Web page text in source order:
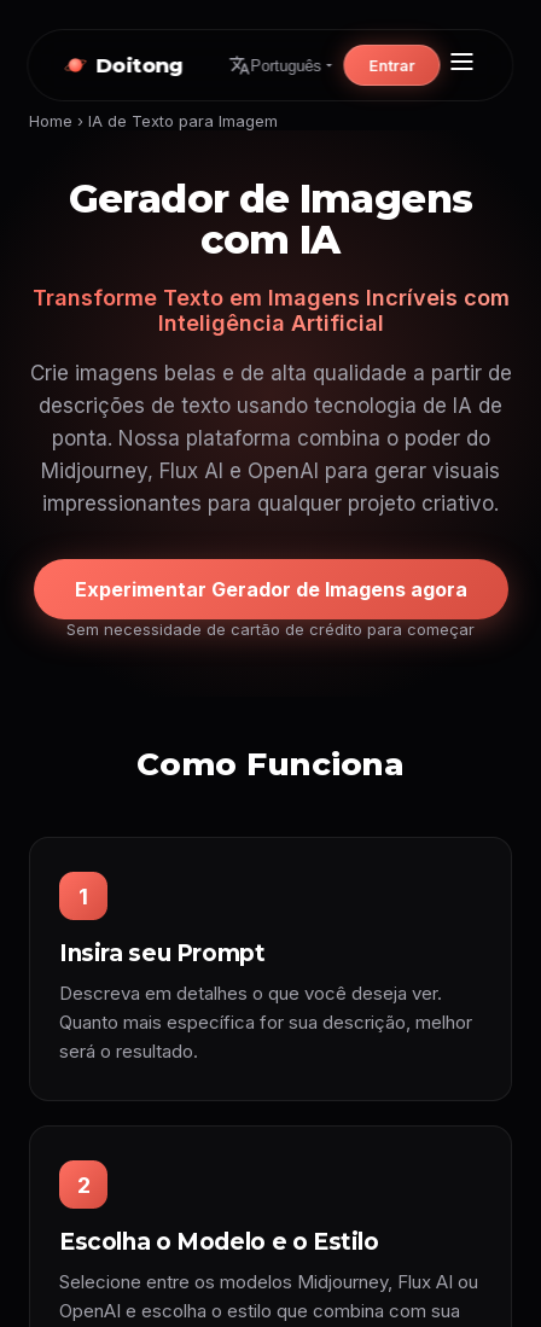
Doitong Português Entrar
Home › IA de Texto para Imagem
Gerador de Imagens
com IA
Transforme Texto em Imagens Incríveis com
Inteligência Artificial
Crie imagens belas e de alta qualidade a partir de
descrições de texto usando tecnologia de IA de
ponta. Nossa plataforma combina o poder do
Midjourney, Flux AI e OpenAI para gerar visuais
impressionantes para qualquer projeto criativo.
Experimentar Gerador de Imagens agora
Sem necessidade de cartão de crédito para começar
Como Funciona
1
Insira seu Prompt
Descreva em detalhes o que você deseja ver.
Quanto mais específica for sua descrição, melhor
será o resultado.
2
Escolha o Modelo e o Estilo
Selecione entre os modelos Midjourney, Flux AI ou
OpenAI e escolha o estilo que combina com sua